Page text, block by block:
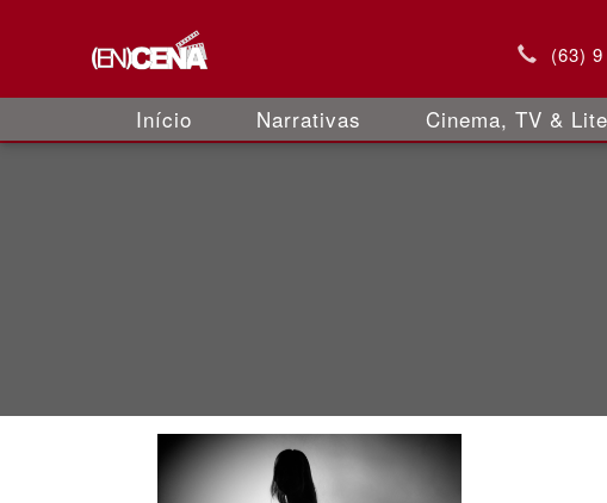
(63)
Início Narrativas Cinema, TV &